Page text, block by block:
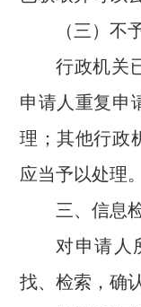
（三）不
行政机关
申请人重复申
理；其他行政
应当予以处理。
三、信息
对申请人
找、检索，确